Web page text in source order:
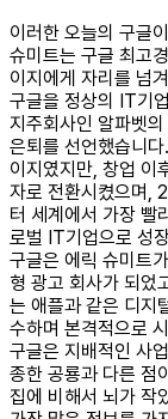
이러한 오늘의 구글
슈미트는 구글 최고
이지에게 자리를 넘
구글을 정상의 IT기
지주회사인 알파벳
은퇴를 선언했습니
이지였지만, 창업 이
자로 전환시켰으며,
터 세계에서 가장 빨
로벌 IT기업으로 성
구글은 에릭 슈미트
형 광고 회사가 되었
는 애플과 같은 디지
수하며 본격적으로
구글은 지배적인 사
종한 공룡과 다른 점
집에 비해서 뇌가 작